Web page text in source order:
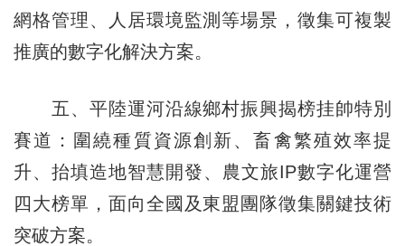
網格管理、人居環境監測等場景，徵集可複製
推廣的數字化解決方案。
五、平陸運河沿線鄉村振興揭榜挂帥特別
賽道：圍繞種質資源創新、畜禽繁殖效率提
升、抬填造地智慧開發、農文旅IP數字化運營
四大榜單，面向全國及東盟團隊徵集關鍵技術
突破方案。